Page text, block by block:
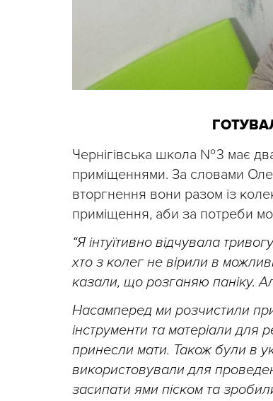
Чернігівська школа № 3 має
приміщеннями. За словами
вторгнення вони разом із
приміщення, аби за потреби
“Я інтуїтивно відчувала
хто з колег не вірили в
казали, що розганяю паніку.
Насамперед ми розчистили
інструменти та матеріали для
принесли мати. Також були в
використовували для
засипати ями піском та